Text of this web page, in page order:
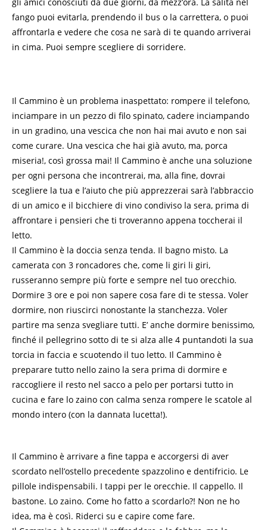
fango puoi evitarla, prendendo il bus o la carrettera, o puoi
affrontarla e vedere che cosa ne sarà di te quando arriverai
in cima. Puoi sempre scegliere di sorridere.
Il Cammino è un problema inaspettato: rompere il telefono,
inciampare in un pezzo di filo spinato, cadere inciampando
in un gradino, una vescica che non hai mai avuto e non sai
come curare. Una vescica che hai già avuto, ma, porca
miseria!, così grossa mai! Il Cammino è anche una soluzione
per ogni persona che incontrerai, ma, alla fine, dovrai
scegliere la tua e l’aiuto che più apprezzerai sarà l’abbraccio
di un amico e il bicchiere di vino condiviso la sera, prima di
affrontare i pensieri che ti troveranno appena toccherai il
letto.
Il Cammino è la doccia senza tenda. Il bagno misto. La
camerata con 3 roncadores che, come li giri li giri,
russeranno sempre più forte e sempre nel tuo orecchio.
Dormire 3 ore e poi non sapere cosa fare di te stessa. Voler
dormire, non riuscirci nonostante la stanchezza. Voler
partire ma senza svegliare tutti. E’ anche dormire benissimo,
finché il pellegrino sotto di te si alza alle 4 puntandoti la sua
torcia in faccia e scuotendo il tuo letto. Il Cammino è
preparare tutto nello zaino la sera prima di dormire e
raccogliere il resto nel sacco a pelo per portarsi tutto in
cucina e fare lo zaino con calma senza rompere le scatole al
mondo intero (con la dannata lucetta!).
Il Cammino è arrivare a fine tappa e accorgersi di aver
scordato nell’ostello precedente spazzolino e dentifricio. Le
pillole indispensabili. I tappi per le orecchie. Il cappello. Il
bastone. Lo zaino. Come ho fatto a scordarlo?! Non ne ho
idea, ma è così. Riderci su e capire come fare.